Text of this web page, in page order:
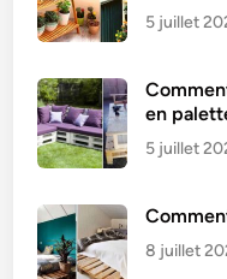
5 juillet
en
5 juillet
8 juillet